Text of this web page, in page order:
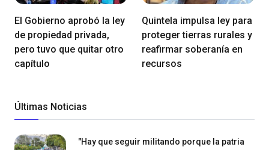
El Gobierno aprobó la ley
de propiedad privada,
pero tuvo que quitar otro
capítulo
Quintela impulsa ley para
proteger tierras rurales y
reafirmar soberanía en
recursos
Últimas Noticias
"Hay que seguir militando porque la patria